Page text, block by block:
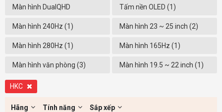
Màn hình DualQHD
(5120x1440) (1)
Tấm nền OLED (1)
Màn hình 240Hz (1) Màn hình 23 ~ 25 inch (2)
Màn hình 280Hz (1) Màn hình 165Hz (1)
Màn hình văn phòng (3) Màn hình 19.5 ~ 22 inch (1)
HKC
Hãng Tính năng Sắp xếp